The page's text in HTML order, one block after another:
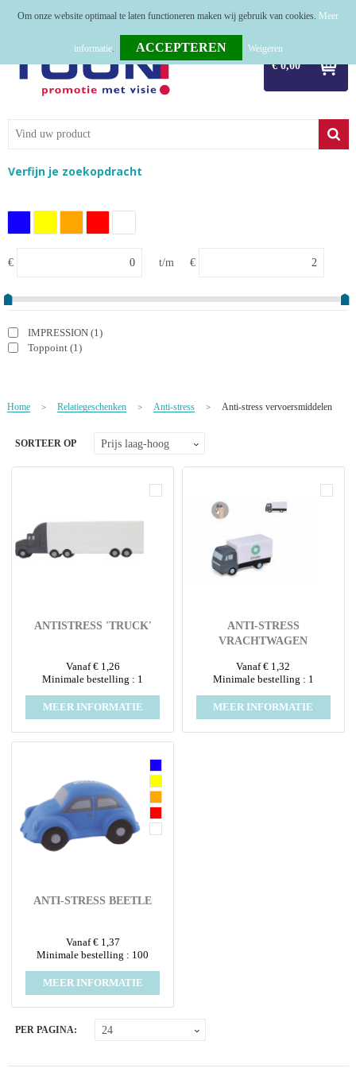
€ 0,00
Relatiegeschenken
Kerstpakketten
Tastingpakketten
TOP 50
Alle categorieën
Verfijn je zoekopdracht
€ t/m €
IMPRESSION (1)
Toppoint (1)
Home > Relatiegeschenken > Anti-stress > Anti-stress vervoersmiddelen
SORTEER OP
ANTISTRESS 'TRUCK'
Vanaf € 1,26
Minimale bestelling : 1
MEER INFORMATIE
ANTI-STRESS
VRACHTWAGEN
Vanaf € 1,32
Minimale bestelling : 1
MEER INFORMATIE
ANTI-STRESS BEETLE
Vanaf € 1,37
Minimale bestelling : 100
MEER INFORMATIE
PER PAGINA:
Om onze website optimaal te laten functioneren maken wij gebruik van cookies. Meer
informatie. Weigeren